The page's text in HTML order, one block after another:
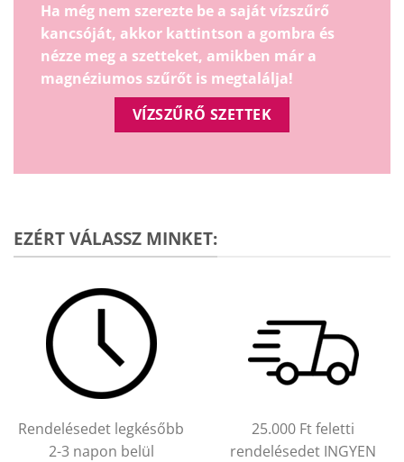
Ha még nem szerezte be a saját vízszűrő
kancsóját, akkor kattintson a gombra és
nézze meg a szetteket, amikben már a
magnéziumos szűrőt is megtalálja!
VÍZSZŰRŐ SZETTEK
EZÉRT VÁLASSZ MINKET:
Rendelésedet legkésőbb
2-3 napon belül
25.000 Ft feletti
rendelésedet INGYEN